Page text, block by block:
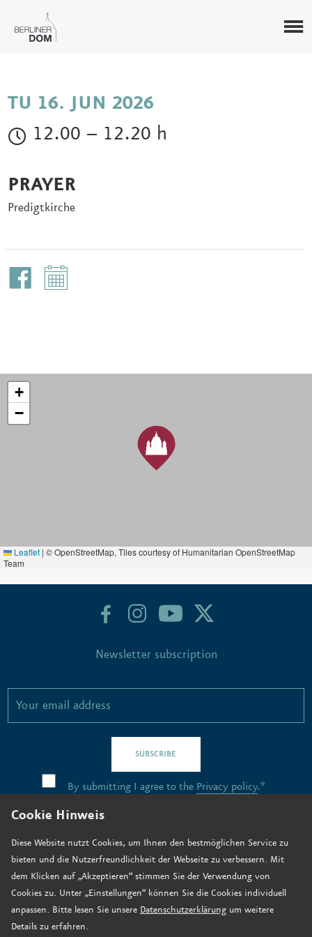
Cookie Hinweis
Diese Website nutzt Cookies, um Ihnen den bestmöglichen Service zu
bieten und die Nutzerfreundlichkeit der Webseite zu verbessern. Mit
dem Klicken auf „Akzeptieren“ stimmen Sie der Verwendung von
Cookies zu. Unter „Einstellungen“ können Sie die Cookies individuell
anpassen. Bitte lesen Sie unsere Datenschutzerklärung um weitere
Details zu erfahren.
TU 16. JUN 2026
12.00 – 12.20 h
PRAYER
Predigtkirche
+
−
Leaflet | © OpenStreetMap, Tiles courtesy of Humanitarian OpenStreetMap
Team
Newsletter subscription
SUBSCRIBE
By submitting I agree to the Privacy policy.*
Contact
Job vacancies
How to find us
Donate now